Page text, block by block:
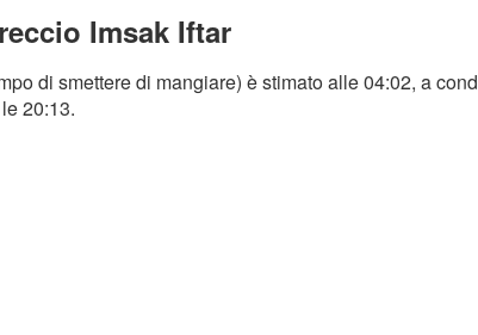
Imsak Iftar
di smettere di mangiare) è stimato alle 04:02, a
20:13.